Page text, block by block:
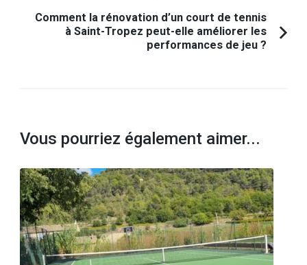
Comment la rénovation d’un court de tennis
à Saint-Tropez peut-elle améliorer les
performances de jeu ?
Vous pourriez également aimer...